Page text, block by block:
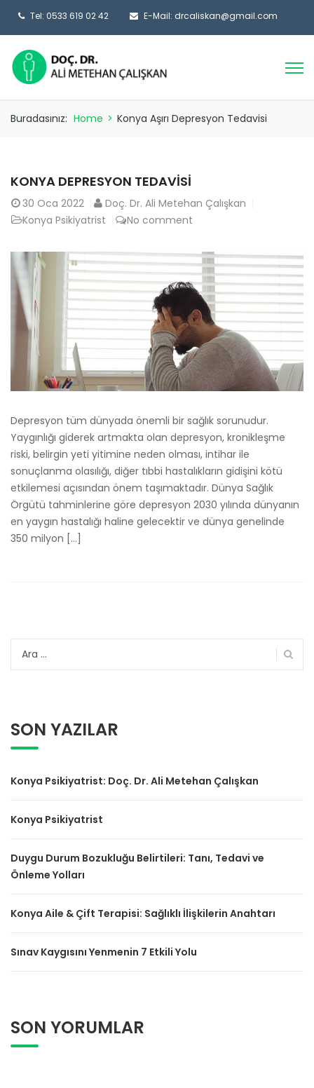
Tel: 0533 619 02 42 E-Mail: drcaliskan@gmail.com
Buradasınız: Home > Konya Aşırı Depresyon Tedavisi
KONYA DEPRESYON TEDAVISI
30 Oca 2022
Doç. Dr. Ali Metehan Çalışkan
Konya Psikiyatrist
No comment
Depresyon tüm dünyada önemli bir sağlık sorunudur.
Yaygınlığı giderek artmakta olan depresyon, kronikleşme
riski, belirgin yeti yitimine neden olması, intihar ile
sonuçlanma olasılığı, diğer tıbbi hastalıkların gidişini kötü
etkilemesi açısından önem taşımaktadır. Dünya Sağlık
Örgütü tahminlerine göre depresyon 2030 yılında dünyanın
en yaygın hastalığı haline gelecektir ve dünya genelinde
350 milyon […]
SON YAZILAR
Konya Psikiyatrist: Doç. Dr. Ali Metehan Çalışkan
Konya Psikiyatrist
Duygu Durum Bozukluğu Belirtileri: Tanı, Tedavi ve
Önleme Yolları
Konya Aile & Çift Terapisi: Sağlıklı İlişkilerin Anahtarı
Sınav Kaygısını Yenmenin 7 Etkili Yolu
SON YORUMLAR